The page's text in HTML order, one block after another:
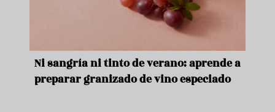
Ni sangría ni tinto de verano: aprende a
preparar granizado de vino especiado